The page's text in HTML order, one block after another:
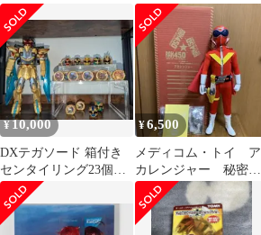
ボイ 専用サウンドス
テージ 非売品
¥10,000
DXテガソード 箱付き
センタイリング23個セ
ット DX GP 非売品
¥6,500
メディコム・トイ ア
カレンジャー 秘密戦
隊 ゴレンジャー 東
映ネット非売品